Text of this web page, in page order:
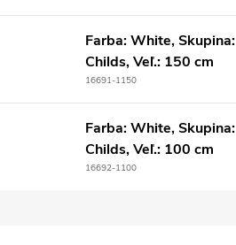
Farba: White, Skupina:
Childs, Veľ.: 150 cm
16691-1150
Farba: White, Skupina:
Childs, Veľ.: 100 cm
16692-1100